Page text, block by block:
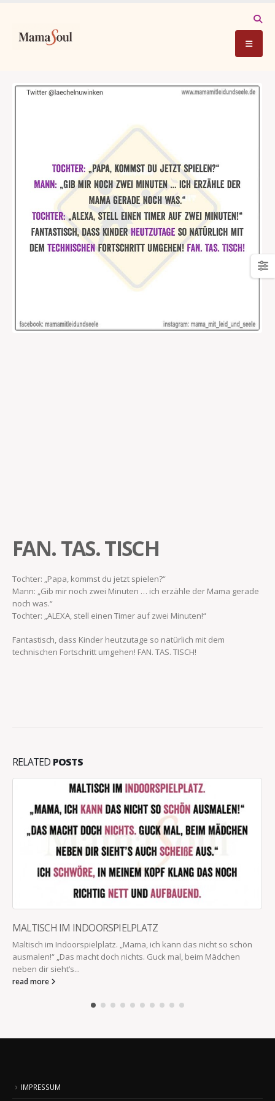
FAN. TAS. TISCH
Tochter: „Papa, kommst du jetzt spielen?“
Mann: „Gib mir noch zwei Minuten … ich erzähle der Mama gerade
noch was.“
Tochter: „ALEXA, stell einen Timer auf zwei Minuten!“
Fantastisch, dass Kinder heutzutage so natürlich mit dem
technischen Fortschritt umgehen! FAN. TAS. TISCH!
RELATED POSTS
MALTISCH IM INDOORSPIELPLATZ
Maltisch im Indoorspielplatz. „Mama, ich kann das nicht so schön
ausmalen!“ „Das macht doch nichts. Guck mal, beim Mädchen
neben dir sieht’s...
read more
IMPRESSUM